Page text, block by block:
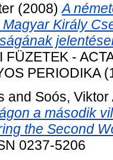
(2008)A
Király
FÜZETEK -
PERIODIKA
and Soós, Viktor
a második
the Second
0237-5206